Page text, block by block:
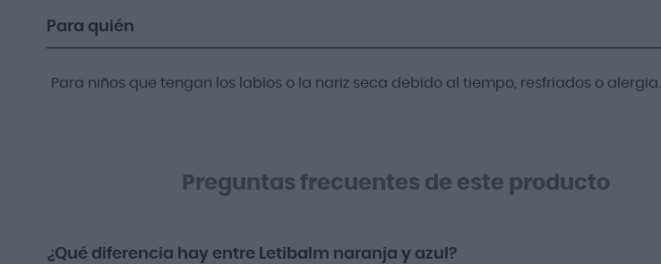
Para quién
Para niños que tengan los labios o la nariz seca debido al tiempo, resfriados o alergia.
Preguntas frecuentes de este producto
¿Qué diferencia hay entre Letibalm naranja y azul?